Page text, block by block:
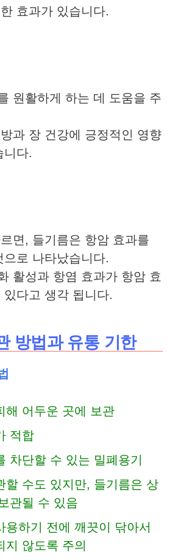
효과가 있습니다.
원활하게 하는 데 도움을 주
과 장 건강에 긍정적인 영향
니다.
면, 들기름은 항암 효과를
로 나타났습니다.
활성과 항염 효과가 항암 효
다고 생각 됩니다.
방법과 유통 기한
해 어두운 곳에 보관
적합
차단할 수 있는 밀폐용기
할 수도 있지만, 들기름은 상
관될 수 있음
용하기 전에 깨끗이 닦아서
지 않도록 주의